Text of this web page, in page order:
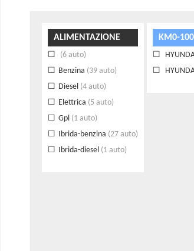
ALIMENTAZIONE
(6 auto)
Benzina (39 auto)
Diesel (4 auto)
Elettrica (5 auto)
Gpl (1 auto)
Ibrida-benzina (27 auto)
Ibrida-diesel (1 auto)
KM0-